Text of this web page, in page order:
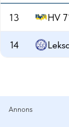
13 HV
14